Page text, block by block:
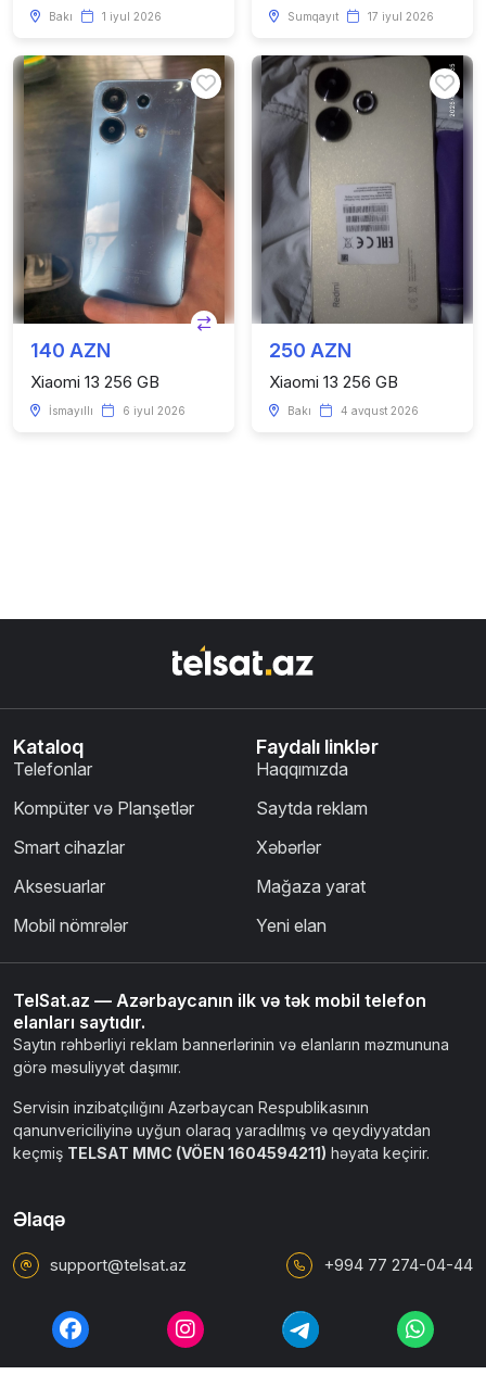
Bakı 1 iyul 2026 Sumqayıt 17 iyul 2026
140 AZN
Xiaomi 13 256 GB
İsmayıllı 6 iyul 2026
250 AZN
Xiaomi 13 256 GB
Bakı 4 avqust 2026
Kataloq
Telefonlar
Kompüter və Planşetlər
Smart cihazlar
Aksesuarlar
Mobil nömrələr
Faydalı linklər
Haqqımızda
Saytda reklam
Xəbərlər
Mağaza yarat
Yeni elan
TelSat.az — Azərbaycanın ilk və tək mobil telefon
elanları saytıdır.
Saytın rəhbərliyi reklam bannerlərinin və elanların məzmununa
görə məsuliyyət daşımır.
Servisin inzibatçılığını Azərbaycan Respublikasının
qanunvericiliyinə uyğun olaraq yaradılmış və qeydiyyatdan
keçmiş TELSAT MMC (VÖEN 1604594211) həyata keçirir.
Əlaqə
support@telsat.az +994 77 274-04-44